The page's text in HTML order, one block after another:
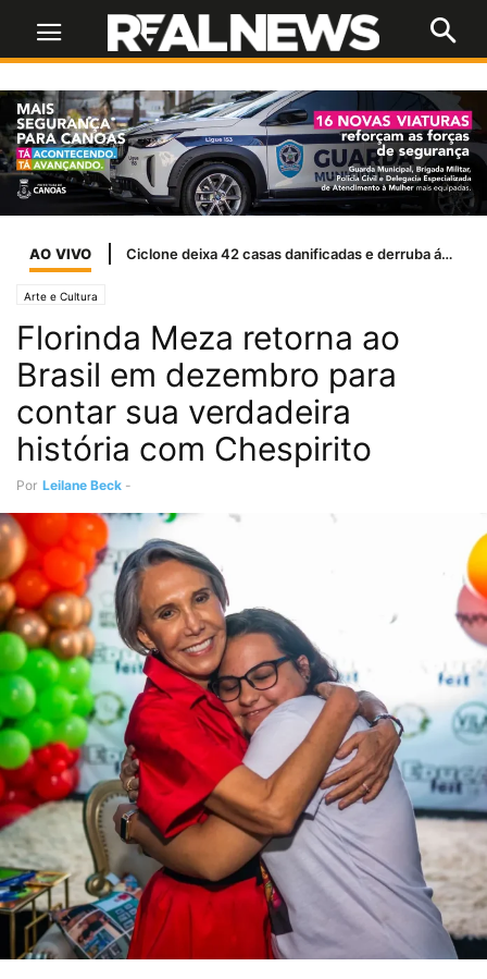
AO VIVO Ciclone deixa 42 casas danificadas e derruba árvores em Canoas
Arte e Cultura
Florinda Meza retorna ao
Brasil em dezembro para
contar sua verdadeira
história com Chespirito
Por Leilane Beck -